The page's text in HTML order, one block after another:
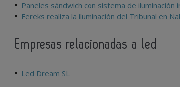
Paneles sándwich con sistema de iluminación
Fereks realiza la iluminación del Tribunal en
Empresas relacionadas a led
Led Dream SL